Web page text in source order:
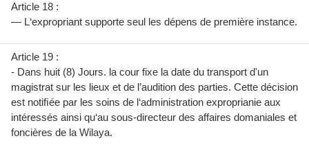
Article 18 :
— L‘expropriant supporte seul les dépens de première instance.
Article 19 :
- Dans huit (8) Jours. la cour fixe la date du transport d'un
magistrat sur les lieux et de l’audition des parties. Cette décision
est notiﬁée par les soins de l‘administration exproprianie aux
intéressés ainsi qu‘au sous-directeur des affaires domaniales et
foncières de la Wilaya.